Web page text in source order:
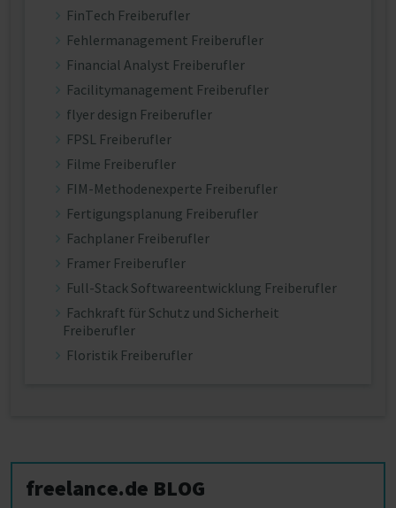
FinTech Freiberufler
Fehlermanagement Freiberufler
Financial Analyst Freiberufler
Facilitymanagement Freiberufler
flyer design Freiberufler
FPSL Freiberufler
Filme Freiberufler
FIM-Methodenexperte Freiberufler
Fertigungsplanung Freiberufler
Fachplaner Freiberufler
Framer Freiberufler
Full-Stack Softwareentwicklung Freiberufler
Fachkraft für Schutz und Sicherheit
Freiberufler
Floristik Freiberufler
freelance.de BLOG